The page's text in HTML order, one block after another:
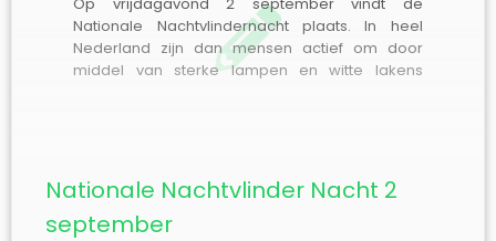
Nationale Nachtvlindernacht plaats. In heel
Nederland zijn dan mensen actief om door
middel van sterke lampen en witte lakens
Nationale Nachtvlinder Nacht 2
september